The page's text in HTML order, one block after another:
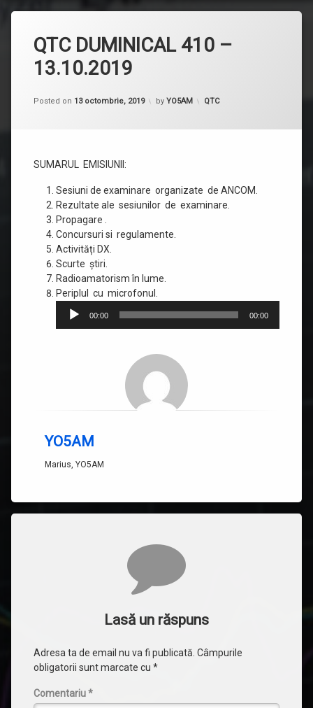
QTC DUMINICAL 410 –
13.10.2019
Posted on 13 octombrie, 2019 by YO5AM Categorii:
QTC
SUMARUL EMISIUNII:
Sesiuni de examinare organizate de ANCOM.
Rezultate ale sesiunilor de examinare.
Propagare .
Concursuri si regulamente.
Activități DX.
Scurte știri.
Radioamatorism în lume.
Periplul cu microfonul.
00:00 00:00
YO5AM
Marius, YO5AM
Lasă un răspuns
Adresa ta de email nu va fi publicată. Câmpurile
obligatorii sunt marcate cu *
Comentariu*